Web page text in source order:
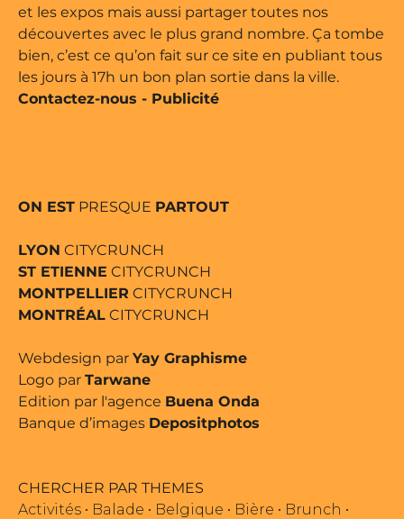
Web •
et les expos mais aussi partager toutes nos
découvertes avec le plus grand nombre. Ça tombe
bien, c’est ce qu’on fait sur ce site en publiant tous
les jours à 17h un bon plan sortie dans la ville.
Contactez-nous - Publicité
ON EST PRESQUE PARTOUT
LYON CITYCRUNCH
ST ETIENNE CITYCRUNCH
MONTPELLIER CITYCRUNCH
MONTRÉAL CITYCRUNCH
Webdesign par Yay Graphisme
Logo par Tarwane
Edition par l'agence Buena Onda
Banque d’images Depositphotos
CHERCHER PAR THEMES
Activités • Balade • Belgique • Bière • Brunch •